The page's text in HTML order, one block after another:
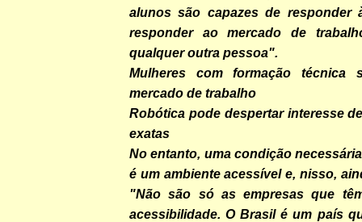
alunos são capazes de responder
responder ao mercado de
qualquer outra pessoa".
Mulheres com formação técnica
mercado de trabalho
Robótica pode despertar interesse
exatas
No entanto, uma condição
é um ambiente acessível e, nisso,
"Não são só as empresas que
acessibilidade. O Brasil é um país